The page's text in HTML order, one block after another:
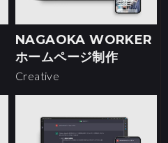
NAGAOKA WORKER
ホームページ制作
Creative